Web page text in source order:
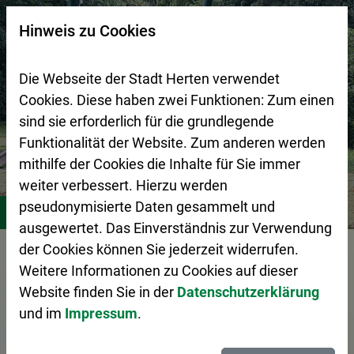
Zur Startseite (Schnelltaste 0)
Zum Seitenanfang springen (Schnelltaste A)
Zur Navigation/Menü springen (Schnelltaste M)
Zur Suche springen (Schnelltaste 8)
Zum Inhalt springen (Schnelltaste I)
Zum Fußbereich springen (Schnelltaste Z)
Stadtleben Freizeitangebote für Kids und Teens
Vorlesen
Suchseite mit Schnellsuche
Hinweis zu Cookies
Die Webseite der Stadt Herten verwendet
Cookies. Diese haben zwei Funktionen: Zum einen
sind sie erforderlich für die grundlegende
Funktionalität der Website. Zum anderen werden
mithilfe der Cookies die Inhalte für Sie immer
weiter verbessert. Hierzu werden
pseudonymisierte Daten gesammelt und
ausgewertet. Das Einverständnis zur Verwendung
der Cookies können Sie jederzeit widerrufen.
Weitere Informationen zu Cookies auf dieser
Website finden Sie in der Datenschutzerklärung
und im Impressum.